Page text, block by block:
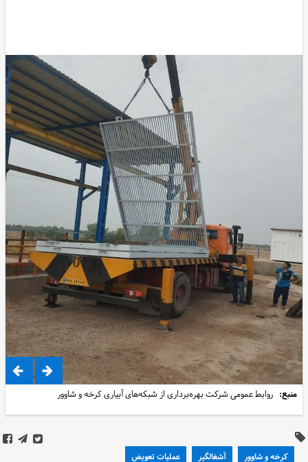
منبع: روابط عمومی شرکت بهره‌برداری از شبکه‌های آبیاری کرخه و شاوور
کرخه و شاوور آشغالگیر عملیات تعویض